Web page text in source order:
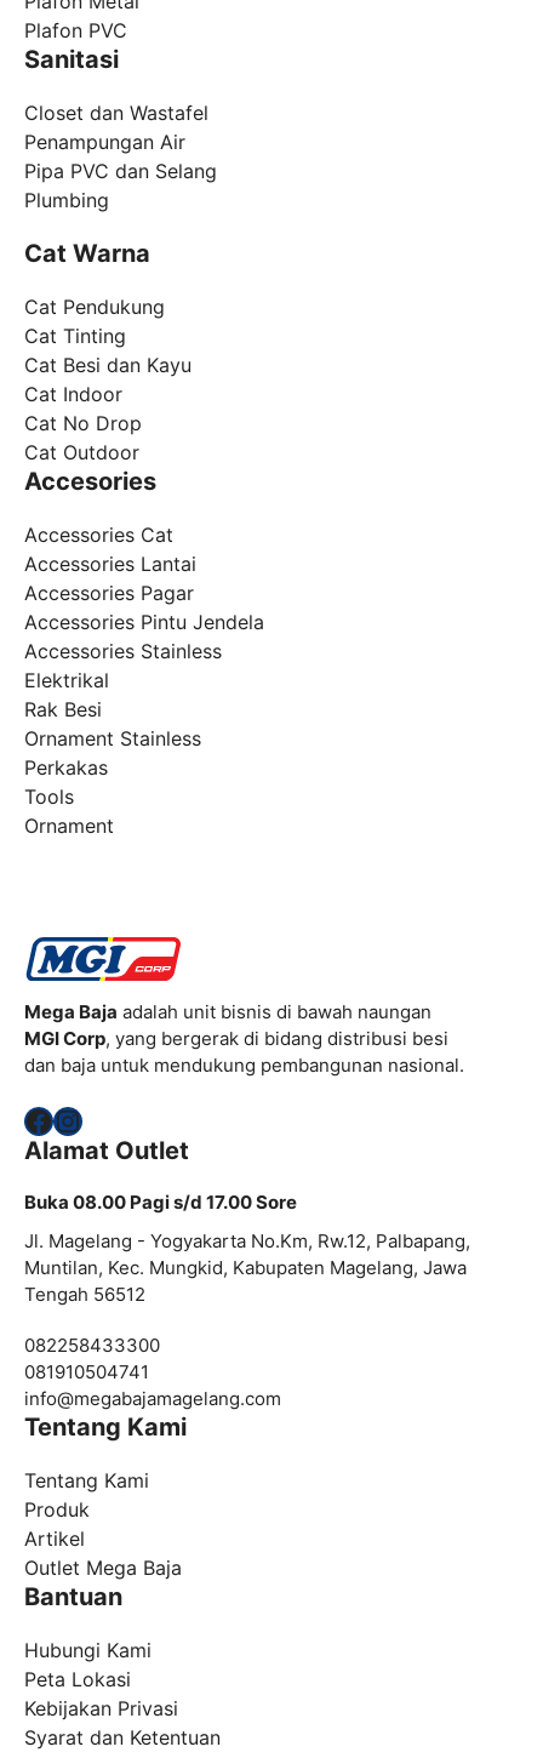
Plafon PVC
Sanitasi
Closet dan Wastafel
Penampungan Air
Pipa PVC dan Selang
Plumbing
Cat Warna
Cat Pendukung
Cat Tinting
Cat Besi dan Kayu
Cat Indoor
Cat No Drop
Cat Outdoor
Accesories
Accessories Cat
Accessories Lantai
Accessories Pagar
Accessories Pintu Jendela
Accessories Stainless
Elektrikal
Rak Besi
Ornament Stainless
Perkakas
Tools
Ornament
Mega Baja adalah unit bisnis di bawah naungan
MGI Corp, yang bergerak di bidang distribusi besi
dan baja untuk mendukung pembangunan nasional.
Facebook
Instagram
Alamat Outlet
Buka 08.00 Pagi s/d 17.00 Sore
Jl. Magelang - Yogyakarta No.Km, Rw.12, Palbapang,
Muntilan, Kec. Mungkid, Kabupaten Magelang, Jawa
Tengah 56512
082258433300
081910504741
info@megabajamagelang.com
Tentang Kami
Tentang Kami
Produk
Artikel
Outlet Mega Baja
Bantuan
Hubungi Kami
Peta Lokasi
Kebijakan Privasi
Syarat dan Ketentuan